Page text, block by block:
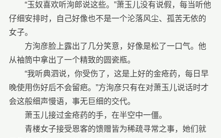
“玉奴喜欢听洵郎说这些。”萧玉儿没有说假，每当听他
仔细安排时，自己好像也不是一个沦落风尘、孤苦无依的
女子。
方洵彦脸上露出了几分笑意，好像是松了一口气。他
从袖筒中拿出了一个精致的圆瓷瓶。
“我听典泗说，你受伤了，这是上好的金疮药，每日早
晚使用伤好后不会留疤。”方洵彦只有在对萧玉儿说话时才
会这般细声慢语，事无巨细的交代。
萧玉儿接过金疮药的手，在半空中一僵。
青楼女子接受恩客的馈赠皆为稀疏寻常之事，她们就